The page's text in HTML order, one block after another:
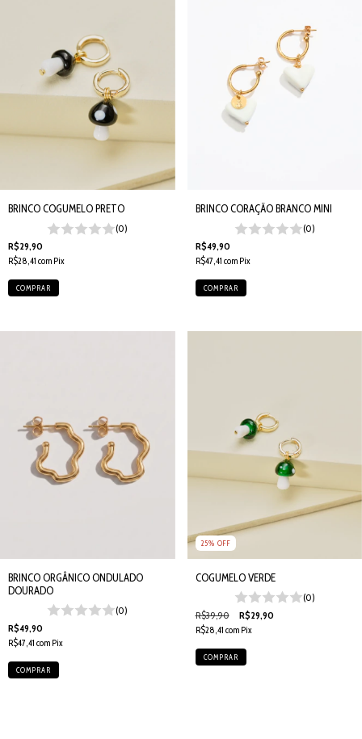
BRINCO COGUMELO PRETO
(0)
R$29,90
R$28,41 com Pix
BRINCO CORAÇÃO BRANCO MINI
(0)
R$49,90
R$47,41 com Pix
BRINCO ORGÂNICO ONDULADO
DOURADO
(0)
R$49,90
R$47,41 com Pix
25% OFF
COGUMELO VERDE
(0)
R$39,90
R$29,90
R$28,41 com Pix